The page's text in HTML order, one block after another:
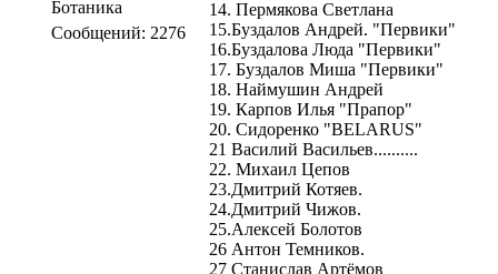
Ботаника
Сообщений: 2276
14. Пермякова Светлана
15.Буздалов Андрей. "Первики"
16.Буздалова Люда "Первики"
17. Буздалов Миша "Первики"
18. Наймушин Андрей
19. Карпов Илья "Прапор"
20. Сидоренко "BELARUS"
21 Василий Васильев..........
22. Михаил Цепов
23.Дмитрий Котяев.
24.Дмитрий Чижов.
25.Алексей Болотов
26 Антон Темников.
27 Станислав Артёмов